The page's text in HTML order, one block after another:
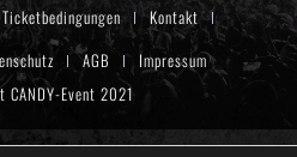
Ticketbedingungen
Kontakt
AGB
Impressum
Event 2021